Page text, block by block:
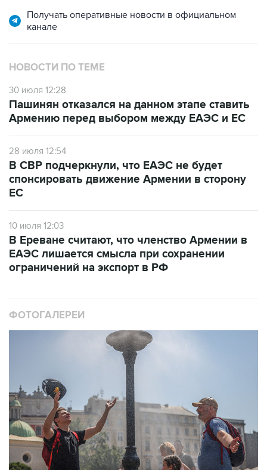
Получать оперативные новости в официальном
канале
НОВОСТИ ПО ТЕМЕ
30 июля 12:28
Пашинян отказался на данном этапе ставить
Армению перед выбором между ЕАЭС и ЕС
28 июля 12:54
В СВР подчеркнули, что ЕАЭС не будет
спонсировать движение Армении в сторону
ЕС
10 июля 12:03
В Ереване считают, что членство Армении в
ЕАЭС лишается смысла при сохранении
ограничений на экспорт в РФ
ФОТОГАЛЕРЕИ